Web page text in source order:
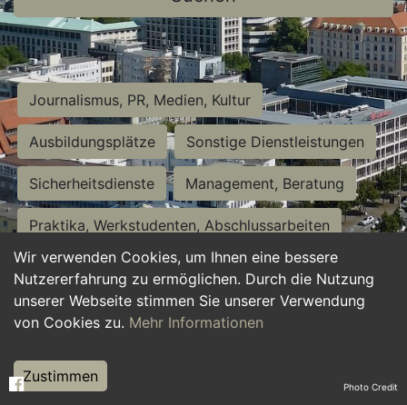
Wir verwenden Cookies, um Ihnen eine bessere
Nutzererfahrung zu ermöglichen. Durch die Nutzung
unserer Webseite stimmen Sie unserer Verwendung
von Cookies zu. Mehr Informationen
Zustimmen
Journalismus, PR, Medien, Kultur
Ausbildungsplätze Sonstige Dienstleistungen
Sicherheitsdienste Management, Beratung
Praktika, Werkstudenten, Abschlussarbeiten
Personalwesen Assistenz, Sekretariat
Hilfskräfte, Aushilfs- und Nebenjobs
Weiterbildung, Studium, duale Ausbildung Photo Credit